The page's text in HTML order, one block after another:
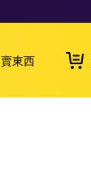
賣東西